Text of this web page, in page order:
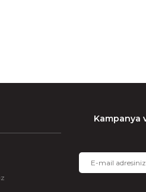
Kampanya